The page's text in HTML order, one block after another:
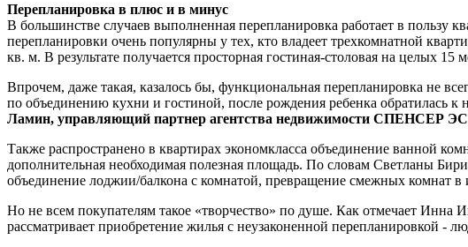
Перепланировка в плюс и в минус
В большинстве случаев выполненная перепланировка работает в пользу
перепланировки очень популярны у тех, кто владеет трехкомнатной
кв. м. В результате получается просторная гостиная-столовая на целых
Впрочем, даже такая, казалось бы, функциональная перепланировка не
по объединению кухни и гостиной, после рождения ребенка обратилась к
Ламин, управляющий партнер агентства недвижимости СПЕНСЕР
Также распространено в квартирах экономкласса объединение ванной
дополнительная необходимая полезная площадь. По словам Светланы
объединение лоджии/балкона с комнатой, превращение смежных комнат в
Но не всем покупателям такое «творчество» по душе. Как отмечает Инна
рассматривает приобретение жилья с неузаконенной перепланировкой -